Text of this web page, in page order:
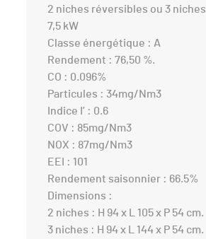
2 niches réversibles ou 3 niches
7,5 kW
Classe énergétique : A
Rendement : 76,50 %.
CO : 0.096%
Particules : 34mg/Nm3
Indice I’ : 0.6
COV : 85mg/Nm3
NOX : 87mg/Nm3
EEI : 101
Rendement saisonnier : 66.5%
Dimensions :
2 niches : H 94 x L 105 x P 54 cm.
3 niches : H 94 x L 144 x P 54 cm.